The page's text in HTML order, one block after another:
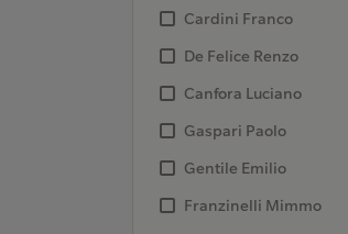
Cardini Franco
De Felice Renzo
Canfora Luciano
Gaspari Paolo
Gentile Emilio
Franzinelli Mimmo